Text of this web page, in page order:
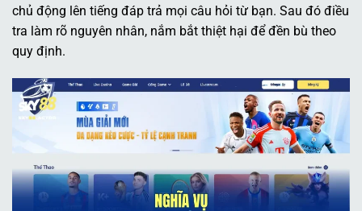
chủ động lên tiếng đáp trả mọi câu hỏi từ bạn. Sau đó điều
tra làm rõ nguyên nhân, nắm bắt thiệt hại để đền bù theo
quy định.